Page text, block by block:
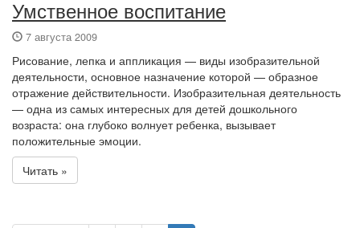
Умственное воспитание
7 августа 2009
Рисование, лепка и аппликация — виды изобразительной
деятельности, основное назначение которой — образное
отражение действительности. Изобразительная деятельность
— одна из самых интересных для детей дошкольного
возраста: она глубоко волнует ребенка, вызывает
положительные эмоции.
Читать »